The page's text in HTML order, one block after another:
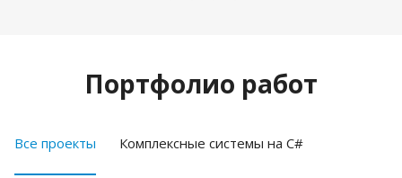
Портфолио работ
Все проекты Комплексные системы на C#